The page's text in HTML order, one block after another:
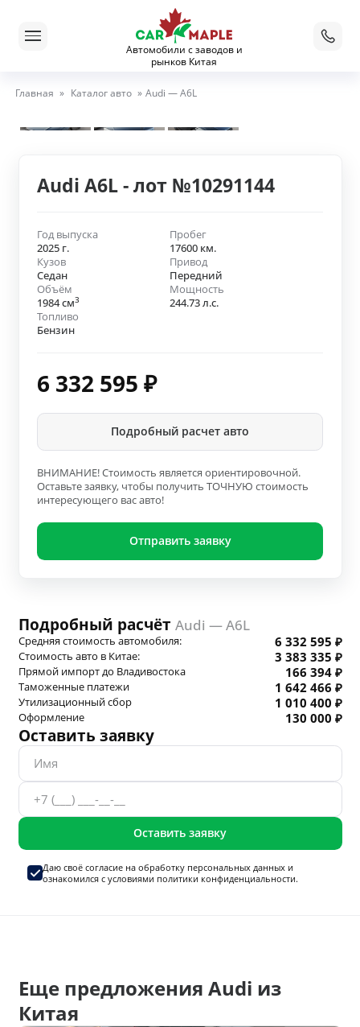
Автомобили с заводов и
рынков Китая
Главная » Каталог авто » Audi — A6L
Audi A6L - лот №10291144
Год выпуска
2025 г.
Пробег
17600 км.
Кузов
Седан
Привод
Передний
Объём
1984 см3
Мощность
244.73 л.с.
Топливо
Бензин
6 332 595 ₽
Подробный расчет авто
ВНИМАНИЕ! Стоимость является ориентировочной.
Оставьте заявку, чтобы получить ТОЧНУЮ стоимость
интересующего вас авто!
Отправить заявку
Подробный расчёт Audi — A6L
Средняя стоимость автомобиля: 6 332 595 ₽
Стоимость авто в Китае: 3 383 335 ₽
Прямой импорт до Владивостока 166 394 ₽
Таможенные платежи 1 642 466 ₽
Утилизационный сбор 1 010 400 ₽
Оформление 130 000 ₽
Оставить заявку
Оставить заявку
Даю своё согласие на обработку персональных данныхи
ознакомился с условиями политики конфиденциальности.
Еще предложения Audi из
Китая